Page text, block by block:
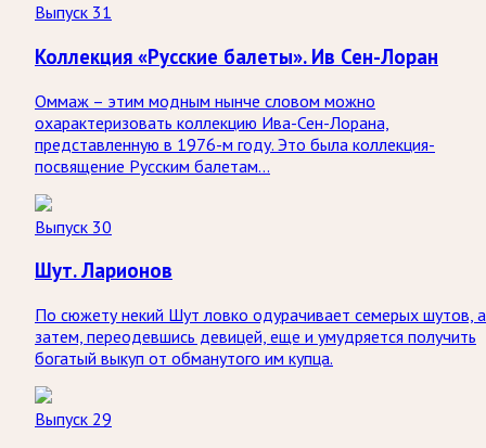
Выпуск 31
Коллекция «Русские балеты». Ив Сен-Лоран
Оммаж – этим модным нынче словом можно
охарактеризовать коллекцию Ива-Сен-Лорана,
представленную в 1976-м году. Это была коллекция-
посвящение Русским балетам...
Выпуск 30
Шут. Ларионов
По сюжету некий Шут ловко одурачивает семерых шутов, а
затем, переодевшись девицей, еще и умудряется получить
богатый выкуп от обманутого им купца.
Выпуск 29